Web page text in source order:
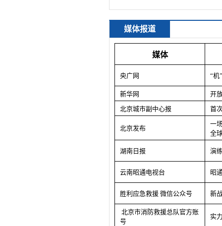
媒体报道
媒体
央广网 “机
新华网
开
北京城市副中心报
首
北京发布
一
全
湖南日报 演
云南昭通电视台 昭
胜利应急救援 微信公众号 新
北京市消防救援总队官方账
号
实